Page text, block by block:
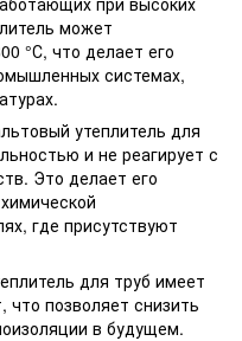
может
°С, что делает его
системах,
утеплитель для
и не реагирует с
Это делает его
где присутствуют
для труб имеет
что позволяет снизить
в будущем.